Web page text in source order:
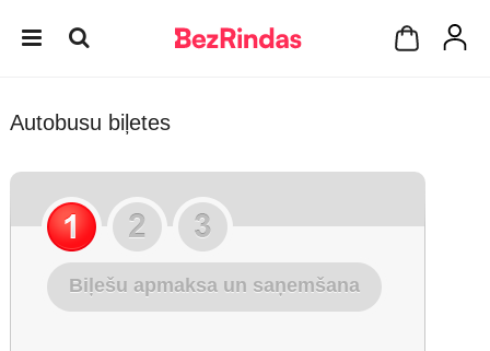
Autobusu biļetes
Biļešu apmaksa un saņemšana